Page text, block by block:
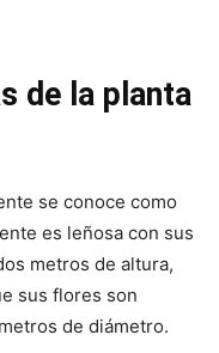
de la planta
se conoce como
es leñosa con sus
metros de altura,
sus flores son
de diámetro.